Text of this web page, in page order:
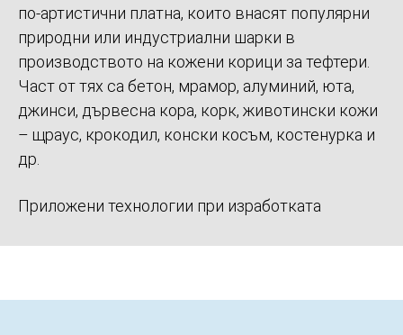
по-артистични платна, които внасят популярни
природни или индустриални шарки в
производството на кожени корици за тефтери.
Част от тях са бетон, мрамор, алуминий, юта,
джинси, дървесна кора, корк, животински кожи
– щраус, крокодил, конски косъм, костенурка и
др.
Приложени технологии при изработката